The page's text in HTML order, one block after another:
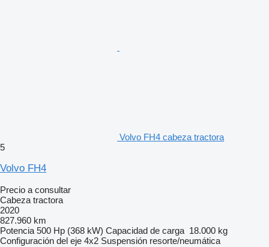
Volvo FH4 cabeza tractora
5
Volvo FH4
Precio a consultar
Cabeza tractora
2020
827.960 km
Potencia 500 Hp (368 kW) Capacidad de carga 18.000 kg
Configuración del eje 4x2 Suspensión resorte/neumática